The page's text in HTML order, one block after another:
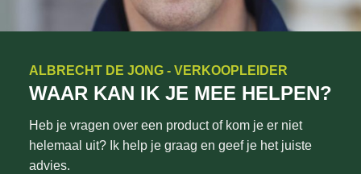
ALBRECHT DE JONG - VERKOOPLEIDER
WAAR KAN IK JE MEE HELPEN?
Heb je vragen over een product of kom je er niet
helemaal uit? Ik help je graag en geef je het juiste
advies.